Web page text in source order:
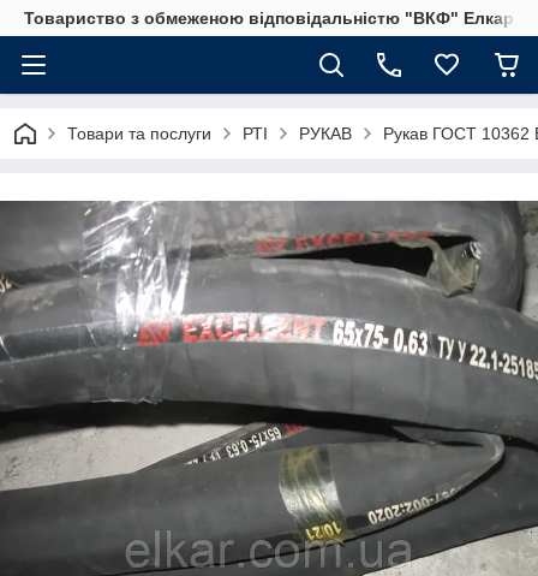
Товариство з обмеженою відповідальністю "ВКФ" Елкар"
Товари та послуги РТІ РУКАВ Рукав ГОСТ 10362